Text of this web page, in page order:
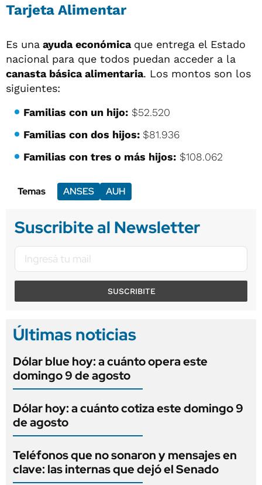
Tarjeta Alimentar
Es una ayuda económica que entrega el Estado
nacional para que todos puedan acceder a la
canasta básica alimentaria. Los montos son los
siguientes:
Familias con un hijo: $52.520
Familias con dos hijos: $81.936
Familias con tres o más hijos: $108.062
Temas ANSES AUH
Suscribite al Newsletter
SUSCRIBITE
Últimas noticias
Dólar blue hoy: a cuánto opera este
domingo 9 de agosto
Dólar hoy: a cuánto cotiza este domingo 9
de agosto
Teléfonos que no sonaron y mensajes en
clave: las internas que dejó el Senado